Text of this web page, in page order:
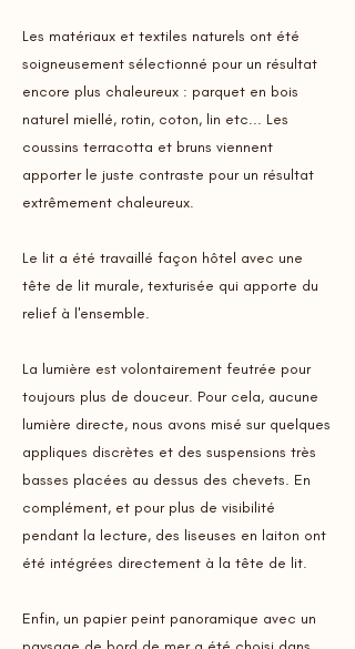
Les matériaux et textiles naturels ont été
soigneusement sélectionné pour un résultat
encore plus chaleureux : parquet en bois
naturel miellé, rotin, coton, lin etc... Les
coussins terracotta et bruns viennent
apporter le juste contraste pour un résultat
extrêmement chaleureux.
Le lit a été travaillé façon hôtel avec une
tête de lit murale, texturisée qui apporte du
relief à l'ensemble.
La lumière est volontairement feutrée pour
toujours plus de douceur. Pour cela, aucune
lumière directe, nous avons misé sur quelques
appliques discrètes et des suspensions très
basses placées au dessus des chevets. En
complément, et pour plus de visibilité
pendant la lecture, des liseuses en laiton ont
été intégrées directement à la tête de lit.
Enfin, un papier peint panoramique avec un